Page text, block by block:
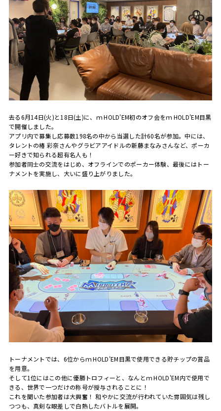
去る6月14日(火)と18日(土)に、ｍ HOLD'EM初のオフ会をｍ HOLD'EM目黒
で開催しました。
アプリ内で募集し応募数198名の中から当選した計60名が参加。中には、
タレントの椿 彩奈さんやグラビアアイドルの新藤まなみさんなど、ポーカ
ー好きで知られる超有名人も！
参加者同士の交流をはじめ、オフラインでのポーカー体験、最後にはトー
ナメントを実施し、大いに盛り上がりました。
トーナメントでは、6位からｍ HOLD'EM目黒で使用できる貯チップの賞品
を用意。
そして1位にはこの他に優勝トロフィーと、なんとｍ HOLD'EM内で使用で
きる、世界で一つだけの称号が授与されることに！
これを聞いた参加者は大興奮！ 和やかに交流が行われていた雰囲気は残し
つつも、真剣な眼差しで白熱したバトルを展開。